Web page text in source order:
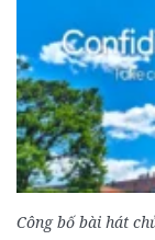
Công bố bài hát